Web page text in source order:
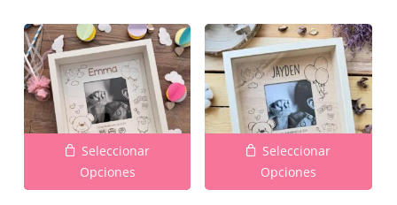
Seleccionar
Opciones
Seleccionar
Opciones